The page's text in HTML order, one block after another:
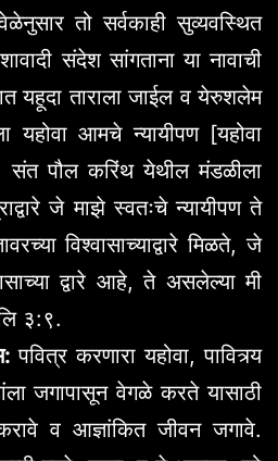
तो सर्वकाही सुव्यवस्थित
संदेश सांगताना या नावाची
यहूदा ताराला जाईल व येरुशलेम
यहोवा आमचे न्यायीपण [यहोवा
पौल करिंथ येथील मंडळीला
जे माझे स्वतःचे न्यायीपण ते
विश्वासाच्याद्वारे मिळते, जे
द्वारे आहे, ते असलेल्या मी
३:९.
पवित्र करणारा यहोवा, पावित्र्य
जगापासून वेगळे करते यासाठी
व आज्ञांकित जीवन जगावे.